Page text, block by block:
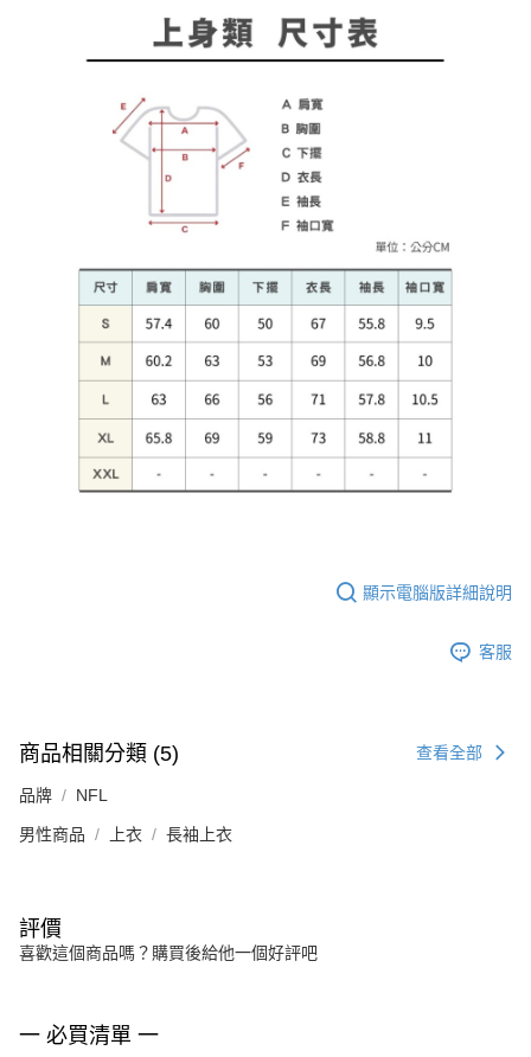
顯示電腦版詳細說明
客服
商品相關分類 (5) 查看全部
品牌 NFL
男性商品 上衣 長袖上衣
評價
喜歡這個商品嗎？購買後給他一個好評吧
一 必買清單 一